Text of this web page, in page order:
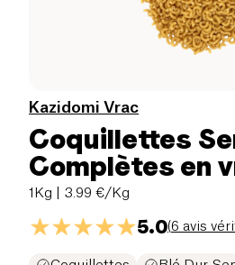
Kazidomi Vrac
Coquillettes
Complètes en
1Kg | 3.99 €/Kg
5.0(6 avis